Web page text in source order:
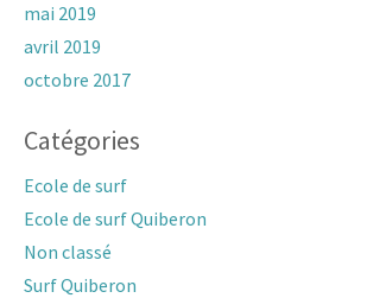
mai 2019
avril 2019
octobre 2017
Catégories
Ecole de surf
Ecole de surf Quiberon
Non classé
Surf Quiberon